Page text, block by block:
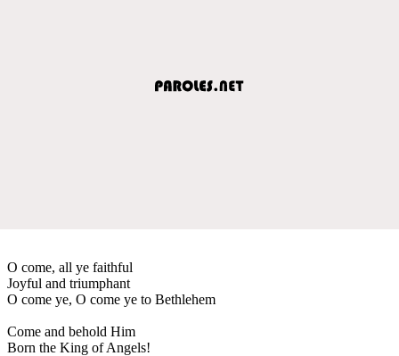
O come, all ye faithful
Joyful and triumphant
O come ye, O come ye to Bethlehem
Come and behold Him
Born the King of Angels!